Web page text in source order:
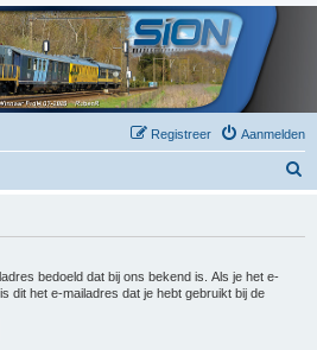
Aanmelden
Registreer
bedoeld dat bij ons bekend is. Als je het e-
dit het e-mailadres dat je hebt gebruikt bij de